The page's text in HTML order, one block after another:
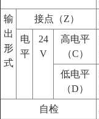
输
出
形
式
接点（Z）
电
平
24
V
高电平
（C）
低电平
（D）
自检